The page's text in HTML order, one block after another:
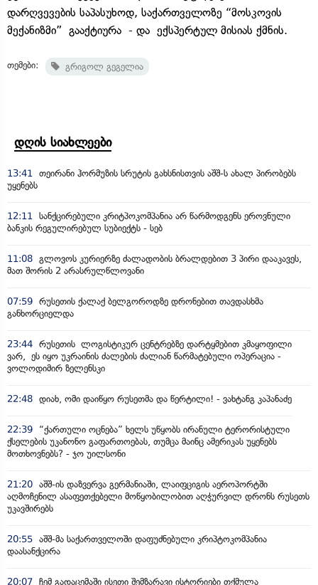
დარღვევების საპასუხოდ, საქართველოზე “მოსკოვის
მექანიზმი” გააქტიურა - და ექსპერტულ მისიას ქმნის.
თემები: გრიგოლ გეგელია
დღის სიახლეები
13:41
თეირანი ჰორმუზის სრუტის გახსნისთვის აშშ-ს ახალ პირობებს
უყენებს
12:11
სანქცირებული კრიტპოკომპანია არ წარმოდგენს ეროვნული
ბანკის რეგულირებულ სუბიექტს - სებ
11:08 გლოვოს კურიერზე ძალადობის ბრალდებით 3 პირი დააკავეს,
მათ შორის 2 არასრულწლოვანი
07:59 რუსეთის ქალაქ ბელგოროდზე დრონებით თავდასხმა
განხორციელდა
23:44 რუსეთის ლოგისტიკურ ცენტრებზე დარტყმებით კმაყოფილი
ვარ, ეს იყო უკრაინის ძალების ძალიან წარმატებული ოპერაცია -
ვოლოდიმირ ზელენსკი
22:48 დიახ, ომი დაიწყო რუსეთმა და წერტილი! - ვახტანგ კაპანაძე
22:39
“ქართული ოცნება” ხელს უწყობს ირანული ტერორისტული
ქსელების უკანონო გაფართოებას, თუმცა მაინც ამერიკას უყენებს
მოთხოვნებს? - ჯო უილსონი
21:20 აშშ-ის დაზვერვა გერმანიაში, ლაიფციგის აეროპორტში
აღმოჩენილ ასაფეთქებელი მოწყობილობით აღჭურვილ დრონს რუსეთს
უკავშირებს
20:55 აშშ-მა საქართველოში დაფუძნებული კრიპტოკომპანია
დაასანქცირა
20:07 ჩემ გადაცემაში ისეთი შემზარავი ისტორიები თქმულა